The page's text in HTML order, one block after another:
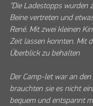
"Die Ladestopps wurden
Beine vertreten und
René. Mit zwei kleinen
Zeit lassen konnten. Mit
Überblick zu behalten
Der Camp-let war an
brauchten sie es nicht
bequem und entspannt